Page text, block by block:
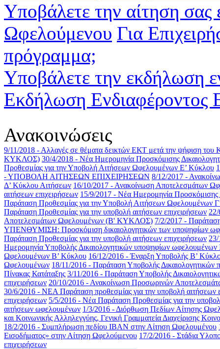
Υποβάλετε την αίτηση σας
Ωφελούμενου Για
πρόγραμμα;
Υποβάλετε την εκδήλωση
Εκδήλωση Ενδιαφέροντος
Ανακοινώσεις
9/11/2018 - Αλλαγές σε θέματα δεικτών ΕΚΤ μετά την ψήφιση του
ΚΥΚΛΟΣ) 30/4/2018 - Νέα Ημερομηνία Προσκόμισης
Προθεσμίας για την Υποβολή Αιτήσεων Ωφελουμένων E’ Κύκλου
- ΥΠΟΒΟΛΗ ΑΙΤΗΣΕΩΝ ΕΠΙΧΕΙΡΗΣΕΩΝ 8/12/2017 -
Δ’ Κύκλου Αιτήσεων 16/10/2017 - Ανακοίνωση Αποτελεσμάτων
αιτήσεων επιχειρήσεων 15/9/2017 - Νέα Ημερομηνία
Παράταση Προθεσμίας για την Υποβολή Αιτήσεων Ωφελουμένων
Παράταση Προθεσμίας για την υποβολή αιτήσεων επιχειρήσεων
Αποτελεσμάτων Ωφελουμένων (Β' ΚΥΚΛΟΣ) 7/2/2017 -
ΥΠΕΝΘΥΜΙΣΗ: Προσκόμιση δικαιολογητικών των υποψηφίων
Παράταση Προθεσμίας για την υποβολή αιτήσεων επιχειρήσεων
Ημερομηνία Υποβολής Δικαιολογητικών υποψηφίων
Ωφελουμένων Β’ Κύκλου 16/12/2016 - Έναρξη Υποβολής Β’
Ωφελουμένων 18/11/2016 - Παράταση Υποβολής Δικαιολογητικών
Πίνακας Κατάταξης 3/11/2016 - Παράταση Υποβολής
επιχειρήσεων 20/10/2016 - Ανακοίνωση Προσωρινών
30/6/2016 - ΝΕΑ Παράταση προθεσμίας για την υποβολή αιτήσεων
επιχειρήσεων 5/5/2016 - Νέα Παράταση Προθεσμίας για την
αιτήσεων ωφελουμένων 1/3/2016 - Διόρθωση Πεδίων Αίτησης
και Κοινωνικής Αλληλεγγύης, Γενική Γραμματεία Διαχείρισης
18/2/2016 - Συμπλήρωση πεδίου IBAN στην Αίτηση Ωφελουμένου
Εισοδήματος» στην Αίτηση Ωφελούμενου 17/2/2016 - Στάδια
επιχειρήσεων